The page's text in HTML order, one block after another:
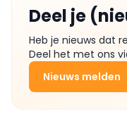
Deel je
Heb je nieuws dat
Deel het met ons
Nieuws melden